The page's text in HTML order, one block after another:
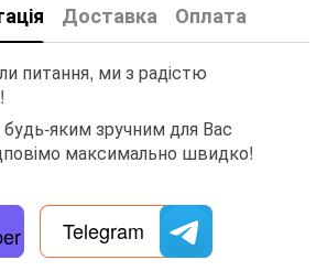
Доставка Оплата
питання, ми з радістю
яким зручним для Вас
максимально швидко!
Telegram